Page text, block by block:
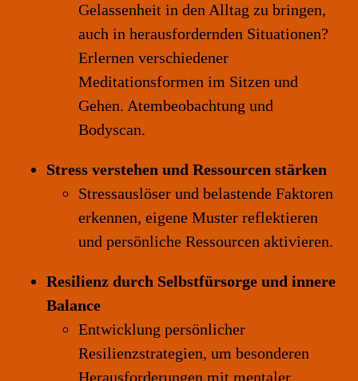
Gelassenheit in den Alltag zu bringen,
auch in herausfordernden Situationen?
Erlernen verschiedener
Meditationsformen im Sitzen und
Gehen. Atembeobachtung und
Bodyscan.
Stress verstehen und Ressourcen stärken
Stressauslöser und belastende Faktoren
erkennen, eigene Muster reflektieren
und persönliche Ressourcen aktivieren.
Resilienz durch Selbstfürsorge und innere
Balance
Entwicklung persönlicher
Resilienzstrategien, um besonderen
Herausforderungen mit mentaler